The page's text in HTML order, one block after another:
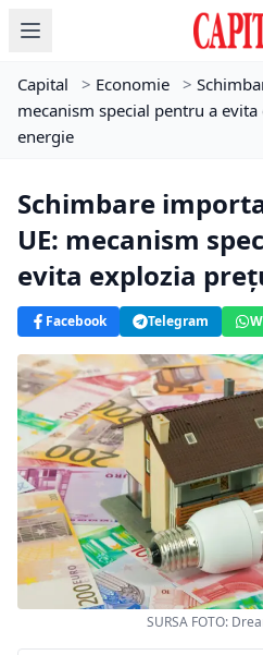
Capital > Economie >
mecanism special pentru a
energie
Schimbare
UE: mecanism
evita explozia
Facebook Telegram
SURSA FOTO: